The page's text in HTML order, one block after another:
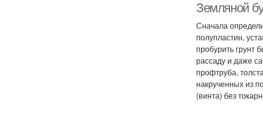
Земляной
Сначала
полупластин,
пробурить грунт
рассаду и даже
профтруба,
накрученных из
(винта) без